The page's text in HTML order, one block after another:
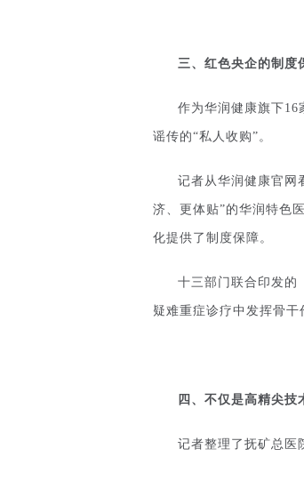
三、 红色央企的制度
作为华润健康旗下16
谣传的“私人收购”。
记者从华润健康官网
济、更体贴”的华润特色
化提供了制度保障。
十三部门联合印发的
疑难重症诊疗中发挥骨干
四、 不仅是高精尖技
记者整理了抚矿总医